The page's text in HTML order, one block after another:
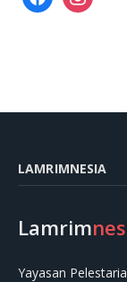
LAMRIMNESIA
Lamrim
Yayasan